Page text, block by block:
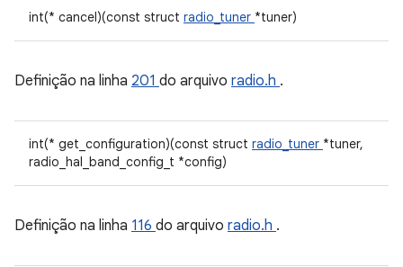
int(* cancel)(const struct radio_tuner *tuner)
Definição na linha 201 do arquivo radio.h .
int(* get_configuration)(const struct radio_tuner *tuner,
radio_hal_band_config_t *config)
Definição na linha 116 do arquivo radio.h .